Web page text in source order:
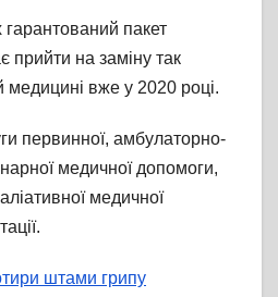
пакет
прийти на заміну так
медицині вже у 2020 році.
первинної, амбулаторно-
медичної допомоги,
медичної
штами грипу